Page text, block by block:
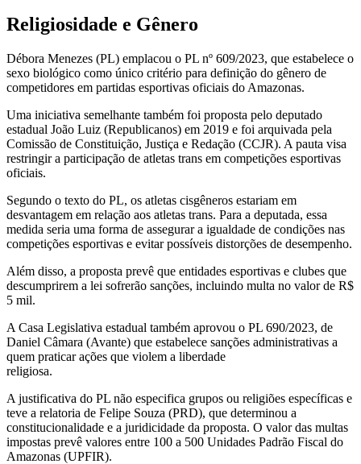
Religiosidade e Gênero
Débora Menezes (PL) emplacou o PL nº 609/2023, que estabelece o
sexo biológico como único critério para definição do gênero de
competidores em partidas esportivas oficiais do Amazonas.
Uma iniciativa semelhante também foi proposta pelo deputado
estadual João Luiz (Republicanos) em 2019 e foi arquivada pela
Comissão de Constituição, Justiça e Redação (CCJR). A pauta visa
restringir a participação de atletas trans em competições esportivas
oficiais.
Segundo o texto do PL, os atletas cisgêneros estariam em
desvantagem em relação aos atletas trans. Para a deputada, essa
medida seria uma forma de assegurar a igualdade de condições nas
competições esportivas e evitar possíveis distorções de desempenho.
Além disso, a proposta prevê que entidades esportivas e clubes que
descumprirem a lei sofrerão sanções, incluindo multa no valor de R$
5 mil.
A Casa Legislativa estadual também aprovou o PL 690/2023, de
Daniel Câmara (Avante) que estabelece sanções administrativas a
quem praticar ações que violem a liberdade
religiosa.
A justificativa do PL não especifica grupos ou religiões específicas e
teve a relatoria de Felipe Souza (PRD), que determinou a
constitucionalidade e a juridicidade da proposta. O valor das multas
impostas prevê valores entre 100 a 500 Unidades Padrão Fiscal do
Amazonas (UPFIR).